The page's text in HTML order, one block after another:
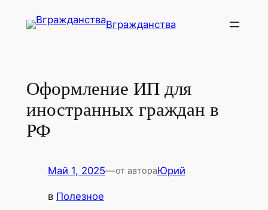
Вгражданства
Оформление ИП для
иностранных граждан в
РФ
Май 1, 2025—от автораЮрий
в Полезное